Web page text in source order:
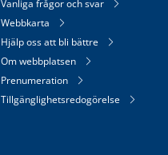
Vanliga frågor och svar
Webbkarta
Hjälp oss att bli bättre
Om webbplatsen
Prenumeration
Tillgänglighetsredogörelse